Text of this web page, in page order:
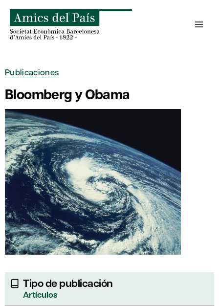
contenido
Publicaciones
Bloomberg y Obama
Tipo de publicación
Artículos